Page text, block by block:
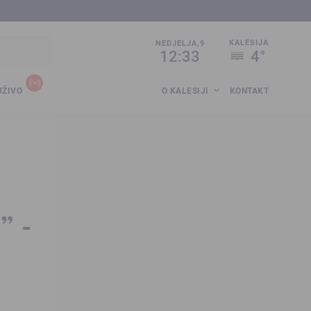
NEDJELJA,9
12:33
KALESIJA
4°
O KALESIJI KONTAKT
-